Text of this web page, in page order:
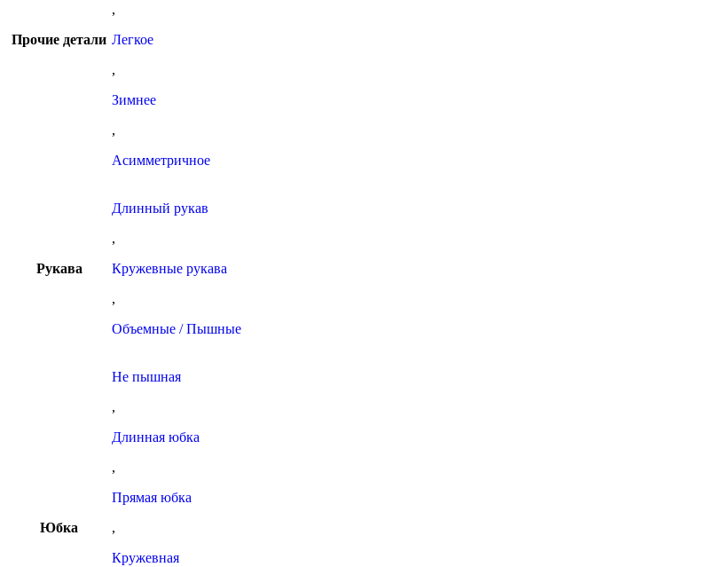
Прочие детали
,
Легкое
,
Зимнее
,
Асимметричное
Рукава
Длинный рукав
,
Кружевные рукава
,
Объемные / Пышные
Юбка
Не пышная
,
Длинная юбка
,
Прямая юбка
,
Кружевная